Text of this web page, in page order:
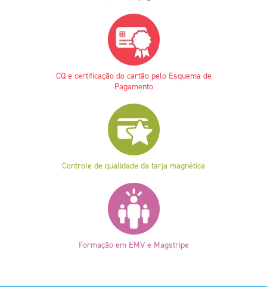
CQ e certificação do cartão pelo Esquema de
Pagamento
Controle de qualidade da tarja magnética
Formação em EMV e Magstripe